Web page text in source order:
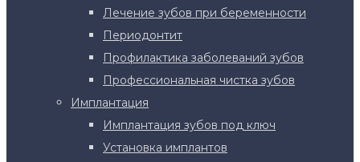
Лечение зубов при беременности
Периодонтит
Профилактика заболеваний зубов
Профессиональная чистка зубов
Имплантация
Имплантация зубов под ключ
Установка имплантов